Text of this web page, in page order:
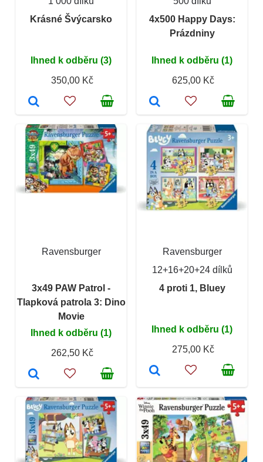
Krásné Švýcarsko
Ihned k odběru (3)
350,00 Kč
4x500 Happy Days:
Prázdniny
Ihned k odběru (1)
625,00 Kč
Ravensburger
3x49 PAW Patrol -
Tlapková patrola 3: Dino
Movie
Ihned k odběru (1)
262,50 Kč
Ravensburger
12+16+20+24 dílků
4 proti 1, Bluey
Ihned k odběru (1)
275,00 Kč